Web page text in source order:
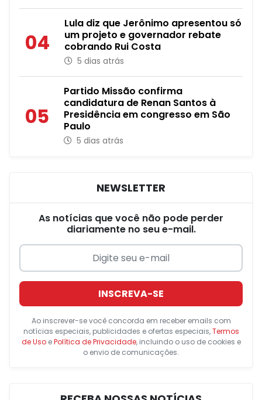
04
Lula diz que Jerônimo apresentou só
um projeto e governador rebate
cobrando Rui Costa
5 dias atrás
05
Partido Missão confirma
candidatura de Renan Santos à
Presidência em congresso em São
Paulo
5 dias atrás
NEWSLETTER
As notícias que você não pode perder
diariamente no seu e-mail.
INSCREVA-SE
Ao inscrever-se você concorda em receber emails com
notícias especiais, publicidades e ofertas especiais,Termos
de UsoePolítica de Privacidade, incluindo o uso de cookies e
o envio de comunicações.